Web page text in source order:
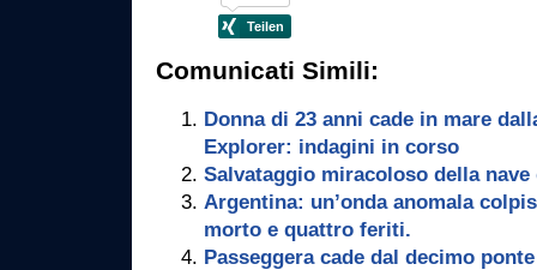
Comunicati Simili:
Donna di 23 anni cade in mare
Explorer: indagini in corso
Salvataggio miracoloso della
Argentina: un’onda anomala
morto e quattro feriti.
Passeggera cade dal decimo